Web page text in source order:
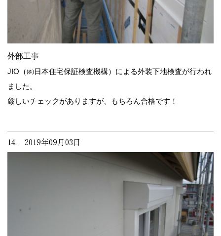
外部工事
JIO（㈱日本住宅保証検査機構）による外装下地検査が行われ
ました。
厳しいチェックがありますが、もちろん合格です！
14. 2019年09月03日